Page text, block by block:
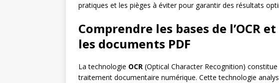
pratiques et les pièges à éviter pour garantir des résultats
Comprendre les bases de l’OCR
les documents PDF
La technologie OCR (Optical Character Recognition)
traitement documentaire numérique. Cette technologie